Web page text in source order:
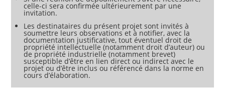
celle-ci sera confirmée ultérieurement par une
invitation.
Les destinataires du présent projet sont invités à
soumettre leurs observations et à notifier, avec la
documentation justificative, tout éventuel droit de
propriété intellectuelle (notamment droit d’auteur) ou
de propriété industrielle (notamment brevet)
susceptible d’être en lien direct ou indirect avec le
projet ou d’être inclus ou référencé dans la norme en
cours d’élaboration.